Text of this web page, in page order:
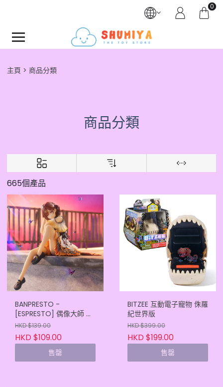
0
主頁 商品分類
商品分類
665個產品
BANPRESTO -
[ESPRESTO] 偶像大師 閃
耀色彩 樋口圓香 正常色
(4983164298703)
HKD $139.00
HKD $109.00
售罄
BITZEE 互動電子寵物 侏羅
紀世界版
HKD $399.00
HKD $199.00
售罄